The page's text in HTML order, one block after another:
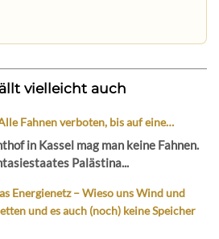
vielleicht auch
Fahnen verboten, bis auf eine…
in Kassel mag man keine Fahnen.
Palästina...
Energienetz – Wieso uns Wind und
und es auch (noch) keine Speicher